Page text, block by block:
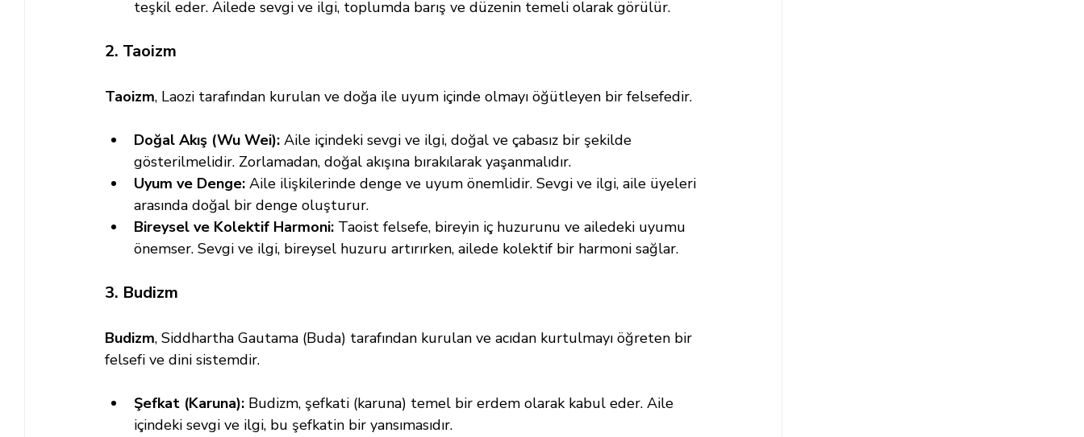
teşkil eder. Ailede sevgi ve ilgi, toplumda barış ve düzenin temeli olarak görülür.
2. Taoizm
Taoizm, Laozi tarafından kurulan ve doğa ile uyum içinde olmayı öğütleyen bir felsefedir.
Doğal Akış (Wu Wei): Aile içindeki sevgi ve ilgi, doğal ve çabasız bir şekilde
gösterilmelidir. Zorlamadan, doğal akışına bırakılarak yaşanmalıdır.
Uyum ve Denge: Aile ilişkilerinde denge ve uyum önemlidir. Sevgi ve ilgi, aile üyeleri
arasında doğal bir denge oluşturur.
Bireysel ve Kolektif Harmoni: Taoist felsefe, bireyin iç huzurunu ve ailedeki uyumu
önemser. Sevgi ve ilgi, bireysel huzuru artırırken, ailede kolektif bir harmoni sağlar.
3. Budizm
Budizm, Siddhartha Gautama (Buda) tarafından kurulan ve acıdan kurtulmayı öğreten bir
felsefi ve dini sistemdir.
Şefkat (Karuna): Budizm, şefkati (karuna) temel bir erdem olarak kabul eder. Aile
içindeki sevgi ve ilgi, bu şefkatin bir yansımasıdır.